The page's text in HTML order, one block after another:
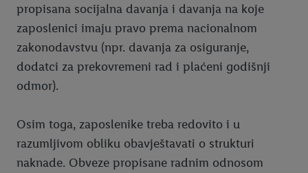
propisana socijalna davanja i davanja na koje
zaposlenici imaju pravo prema nacionalnom
zakonodavstvu (npr. davanja za osiguranje,
dodatci za prekovremeni rad i plaćeni godišnji
odmor).
Osim toga, zaposlenike treba redovito i u
razumljivom obliku obavještavati o strukturi
naknade. Obveze propisane radnim odnosom